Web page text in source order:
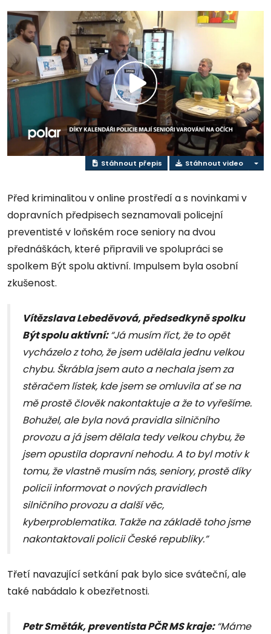
Přehrát
video
Stáhnout přepis Stáhnout video
Před kriminalitou v online prostředí a s novinkami v
dopravních předpisech seznamovali policejní
preventisté v loňském roce seniory na dvou
přednáškách, které připravili ve spolupráci se
spolkem Být spolu aktivní. Impulsem byla osobní
zkušenost.
Vítězslava Lebeděvová, předsedkyně spolku
Být spolu aktivní:“Já musím říct, že to opět
vycházelo z toho, že jsem udělala jednu velkou
chybu. Škrábla jsem auto a nechala jsem za
stěračem lístek, kde jsem se omluvila ať se na
mě prostě člověk nakontaktuje a že to vyřešíme.
Bohužel, ale byla nová pravidla silničního
provozu a já jsem dělala tedy velkou chybu, že
jsem opustila dopravní nehodu. A to byl motiv k
tomu, že vlastně musím nás, seniory, prostě díky
policii informovat o nových pravidlech
silničního provozu a další věc,
kyberproblematika. Takže na základě toho jsme
nakontaktovali policii České republiky.”
Třetí navazující setkání pak bylo sice sváteční, ale
také nabádalo k obezřetnosti.
Petr Směták, preventista PČR MS kraje:“Máme